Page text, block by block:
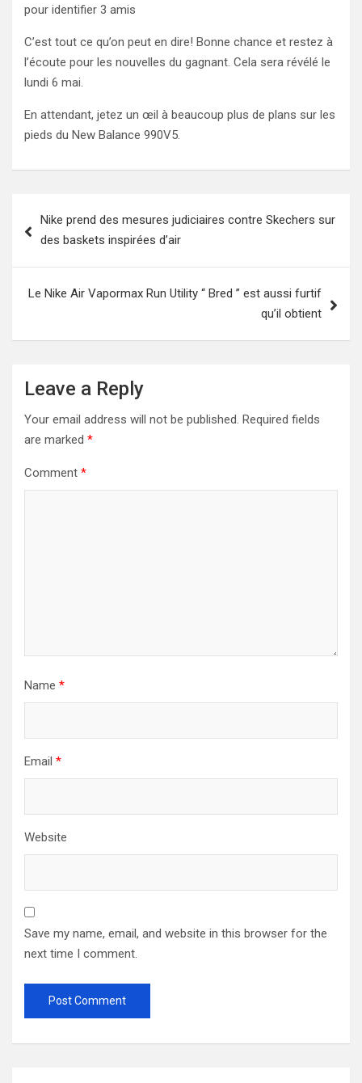
pour identifier 3 amis
C’est tout ce qu’on peut en dire! Bonne chance et restez à
l’écoute pour les nouvelles du gagnant. Cela sera révélé le
lundi 6 mai.
En attendant, jetez un œil à beaucoup plus de plans sur les
pieds du New Balance 990V5.
navigation
Nike prend des mesures judiciaires contre Skechers sur
des baskets inspirées d’air
Le Nike Air Vapormax Run Utility “ Bred ” est aussi furtif
qu’il obtient
Leave a Reply
Your email address will not be published. Required fields
are marked *
Comment *
Name *
Email *
Website
Save my name, email, and website in this browser for the
next time I comment.